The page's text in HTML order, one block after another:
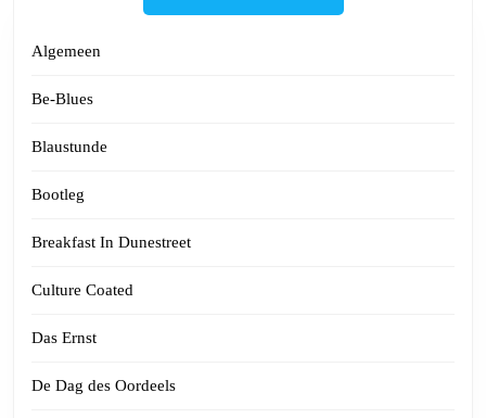
Algemeen
Be-Blues
Blaustunde
Bootleg
Breakfast In Dunestreet
Culture Coated
Das Ernst
De Dag des Oordeels